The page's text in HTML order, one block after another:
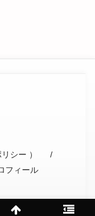
シー ）
フィール